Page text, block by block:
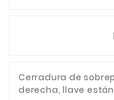
Cerradura de
derecha, llave